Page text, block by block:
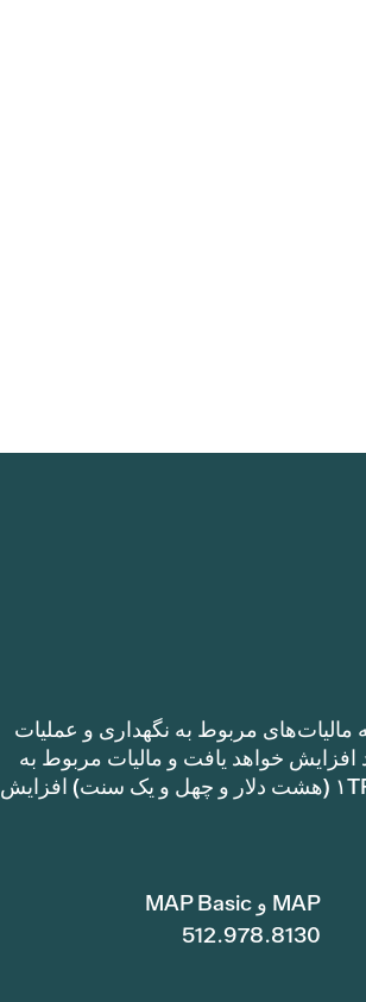
مالیات‌های مربوط به نگهداری و عملیات
مالیات سال گذشته افزایش می‌دهد. این نرخ مالیات عملاً ۸ درصد افزایش خواهد یافت و مالیات مربوط به
نگهداری و عملیات یک خانه با متراژ ۱TP8T100,000 متر مربع را تقریباً ۱TP8T8.41 (هشت دلار و چهل و یک سنت) افزایش
MAP و MAP Basic
512.978.8130